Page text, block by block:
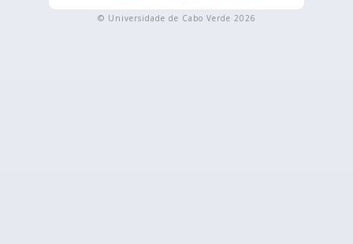
© Universidade de Cabo Verde 2026